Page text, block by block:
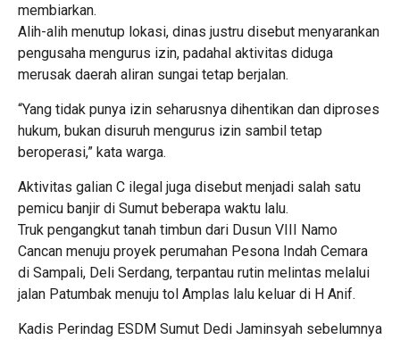
membiarkan.
Alih-alih menutup lokasi, dinas justru disebut menyarankan
pengusaha mengurus izin, padahal aktivitas diduga
merusak daerah aliran sungai tetap berjalan.
“Yang tidak punya izin seharusnya dihentikan dan diproses
hukum, bukan disuruh mengurus izin sambil tetap
beroperasi,” kata warga.
Aktivitas galian C ilegal juga disebut menjadi salah satu
pemicu banjir di Sumut beberapa waktu lalu.
Truk pengangkut tanah timbun dari Dusun VIII Namo
Cancan menuju proyek perumahan Pesona Indah Cemara
di Sampali, Deli Serdang, terpantau rutin melintas melalui
jalan Patumbak menuju tol Amplas lalu keluar di H Anif.
Kadis Perindag ESDM Sumut Dedi Jaminsyah sebelumnya